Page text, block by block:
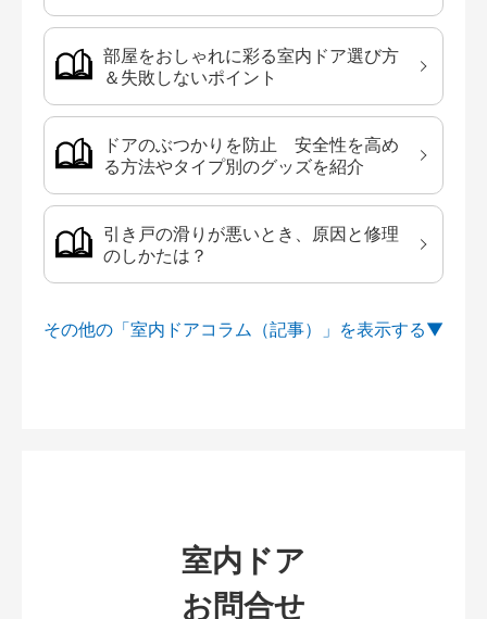
部屋をおしゃれに彩る室内ドア選び方
＆失敗しないポイント
ドアのぶつかりを防止 安全性を高め
る方法やタイプ別のグッズを紹介
引き戸の滑りが悪いとき、原因と修理
のしかたは？
その他の「室内ドアコラム（記事）」を
室内ドア
お問合せ